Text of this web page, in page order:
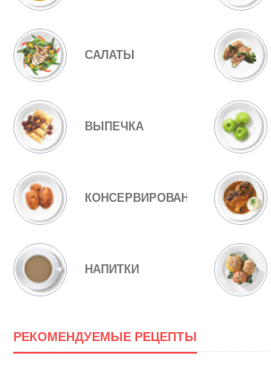
САЛАТЫ
ВЫПЕЧКА
КОНСЕРВИРОВАНИЕ
НАПИТКИ
РЕКОМЕНДУЕМЫЕ РЕЦЕПТЫ